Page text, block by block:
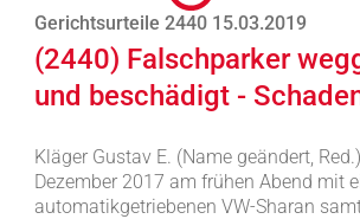
Gerichtsurteile 2440 15.03.2019
(2440) Falschparker
und beschädigt -
Kläger Gustav E. (Name geändert,
Dezember 2017 am frühen Abend mit
automatikgetriebenen VW-Sharan